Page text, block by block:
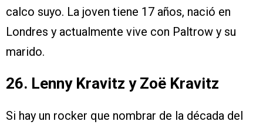
calco suyo. La joven tiene 17 años, nació en
Londres y actualmente vive con Paltrow y su
marido.
26. Lenny Kravitz y Zoë Kravitz
Si hay un rocker que nombrar de la década del